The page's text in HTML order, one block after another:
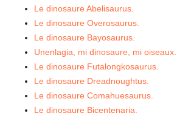
Le dinosaure Abelisaurus.
Le dinosaure Overosaurus.
Le dinosaure Bayosaurus.
Unenlagia, mi dinosaure, mi oiseaux.
Le dinosaure Futalongkosaurus.
Le dinosaure Dreadnoughtus.
Le dinosaure Comahuesaurus.
Le dinosaure Bicentenaria.